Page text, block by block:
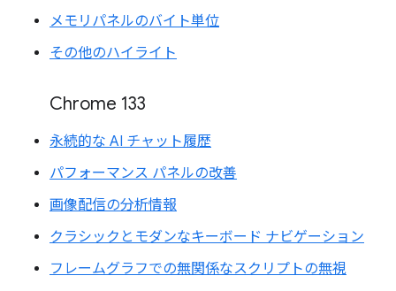
メモリパネルのバイト単位
その他のハイライト
Chrome 133
永続的な AI チャット履歴
パフォーマンス パネルの改善
画像配信の分析情報
クラシックとモダンなキーボード ナビゲーション
フレームグラフでの無関係なスクリプトの無視